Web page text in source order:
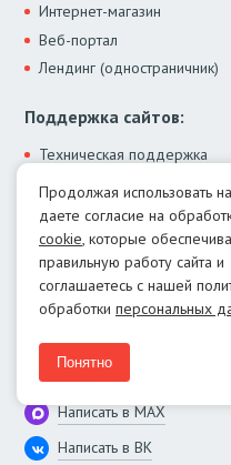
Интернет-магазин
Веб-портал
Лендинг (одностраничник)
Поддержка сайтов:
Техническая поддержка
Модернизация сайта
Лечение от вирусов
Контакты:
Москва:+7 (499) 322-77-02
Екатеринбург:+7 (343) 351-
E-mail:info@menocom.ru
Время работы:
Написать в Telegram
Написать в MAX
Написать в ВК
Продолжая использовать
даете согласие на
cookie, которые
правильную работу сайта и
соглашаетесь с нашей
обработки персональных
Понятно